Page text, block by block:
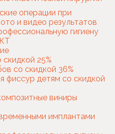
операции при
и видео результатов
гигиену
25%
со скидкой 36%
фиссур детям со скидкой
виниры
имплантами